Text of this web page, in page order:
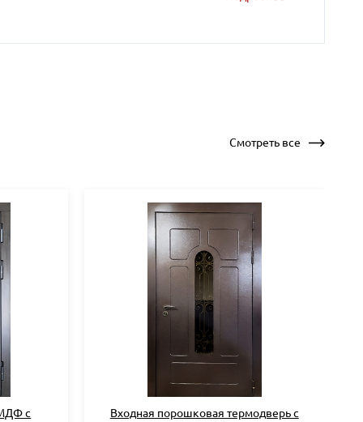
Смотреть все
с
Входная порошковая термодверь с